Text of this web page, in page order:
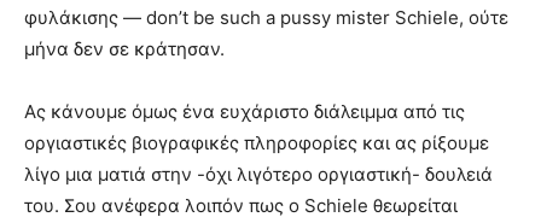
φυλάκισης — don’t be such a pussy mister Schiele, ούτε
μήνα δεν σε κράτησαν.
Ας κάνουμε όμως ένα ευχάριστο διάλειμμα από τις
οργιαστικές βιογραφικές πληροφορίες και ας ρίξουμε
λίγο μια ματιά στην -όχι λιγότερο οργιαστική- δουλειά
του. Σου ανέφερα λοιπόν πως ο Schiele θεωρείται